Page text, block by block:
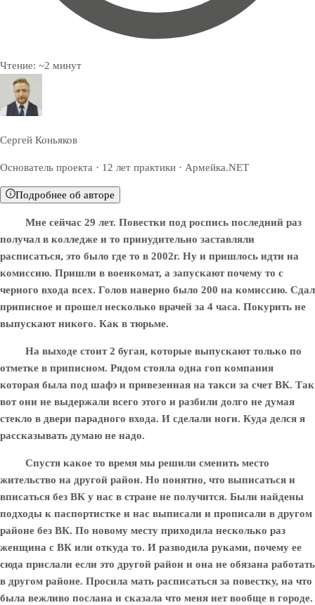
Чтение: ~2 минут
Сергей Коньяков
Основатель проекта · 12 лет практики · Армейка.NET
Подробнее об авторе
Мне сейчас 29 лет. Повестки под роспись последний раз
получал в колледже и то принудительно заставляли
расписаться, это было где то в 2002г. Ну и пришлось идти на
комиссию. Пришли в военкомат, а запускают почему то с
черного входа всех. Голов наверно было 200 на комиссию. Сдал
приписное и прошел несколько врачей за 4 часа. Покурить не
выпускают никого. Как в тюрьме.
На выходе стоит 2 бугая, которые выпускают только по
отметке в приписном. Рядом стояла одна гоп компания
которая была под шафэ и привезенная на такси за счет ВК. Так
вот они не выдержали всего этого и разбили долго не думая
стекло в двери парадного входа. И сделали ноги. Куда делся я
рассказывать думаю не надо.
Спустя какое то время мы решили сменить место
жительство на другой район. Но понятно, что выписаться и
вписаться без ВК у нас в стране не получится. Были найдены
подходы к паспортистке и нас выписали и прописали в другом
районе без ВК. По новому месту приходила несколько раз
женщина с ВК или откуда то. И разводила руками, почему ее
сюда прислали если это другой район и она не обязана работать
в другом районе. Просила мать расписаться за повестку, на что
была вежливо послана и сказала что меня нет вообще в городе.